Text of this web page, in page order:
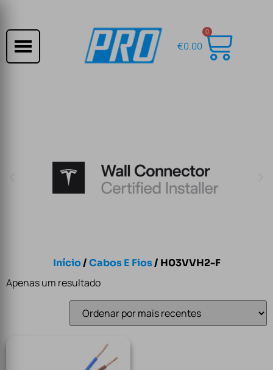
€0.00
0
Início/Cabos E Fios/ H03VVH2-F
Apenas um resultado